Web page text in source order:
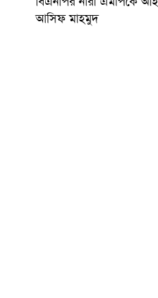
আসিফ মাহমুদ